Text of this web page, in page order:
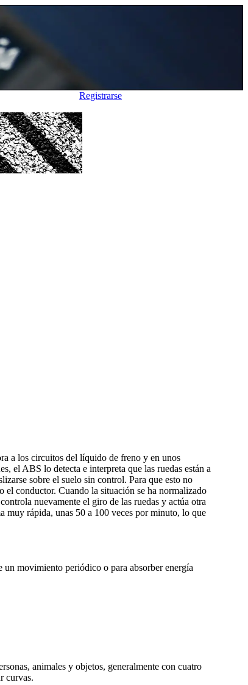
Registrarse
a los circuitos del líquido de freno y en unos
el ABS lo detecta e interpreta que las ruedas están a
sobre el suelo sin control. Para que esto no
el conductor. Cuando la situación se ha normalizado
nuevamente el giro de las ruedas y actúa otra
muy rápida, unas 50 a 100 veces por minuto, lo que
movimiento periódico o para absorber energía
animales y objetos, generalmente con cuatro
curvas.